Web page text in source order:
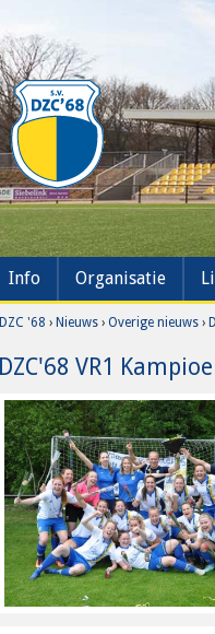
Info Organisatie
DZC '68 › Nieuws ›Overige nieuws ›
DZC'68 VR1